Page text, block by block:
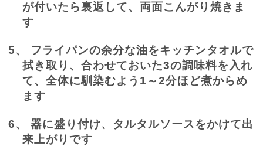
が付いたら裏返して、両面こんがり焼きま
す
5、
フライパンの余分な油をキッチンタオルで
拭き取り、合わせておいた3の調味料を入れ
て、全体に馴染むよう 1 ～2分ほど煮からめ
ます
6、
器に盛り付け、タルタルソースをかけて出
来上がりです